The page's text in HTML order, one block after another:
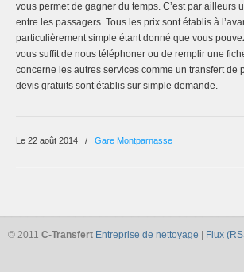
vous permet de gagner du temps. C’est par
entre les passagers. Tous les prix sont établis à
particulièrement simple étant donné que vous
vous suffit de nous téléphoner ou de remplir une
concerne les autres services comme un transfert
devis gratuits sont établis sur simple demande.
Le 22 août 2014 / Gare Montparnasse
© 2011 C-Transfert Entreprise de nettoyage Flux